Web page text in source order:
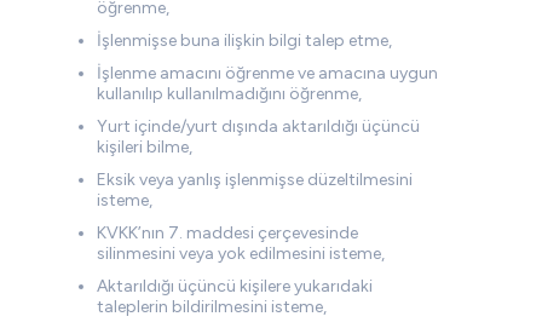
öğrenme,
İşlenmişse buna ilişkin bilgi talep etme,
İşlenme amacını öğrenme ve amacına uygun
kullanılıp kullanılmadığını öğrenme,
Yurt içinde/yurt dışında aktarıldığı üçüncü
kişileri bilme,
Eksik veya yanlış işlenmişse düzeltilmesini
isteme,
KVKK’nın 7. maddesi çerçevesinde
silinmesini veya yok edilmesini isteme,
Aktarıldığı üçüncü kişilere yukarıdaki
taleplerin bildirilmesini isteme,